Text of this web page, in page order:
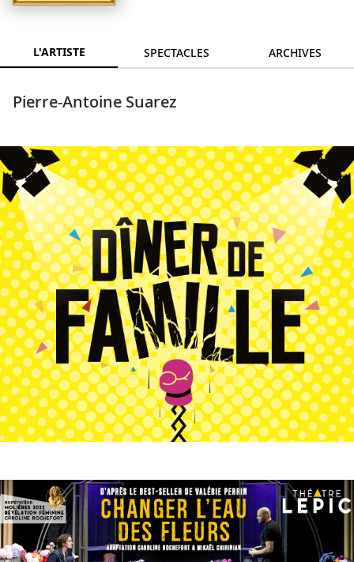
L'ARTISTE SPECTACLES ARCHIVES
Pierre-Antoine Suarez